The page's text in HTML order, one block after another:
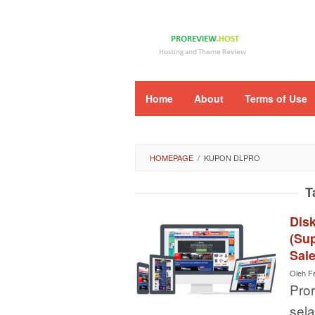
Home About Terms of Use
HOMEPAGE / KUPON DLPRO
Oleh